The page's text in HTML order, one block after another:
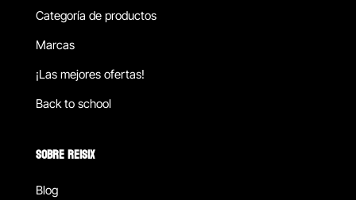
Categoría de productos
Marcas
¡Las mejores ofertas!
Back to school
SOBRE REISIX
Blog